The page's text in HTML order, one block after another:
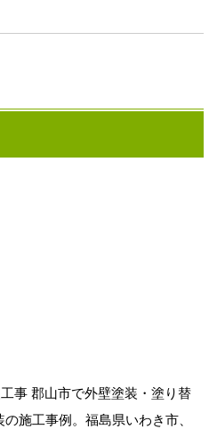
事 郡山市で外壁塗装・塗り替
施工事例。福島県いわき市、